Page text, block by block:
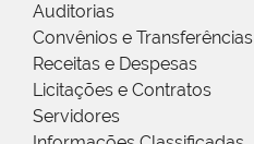
Auditorias
Convênios e Transferências
Receitas e Despesas
Licitações e Contratos
Servidores